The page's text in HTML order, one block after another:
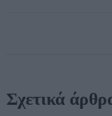
Σχετικά